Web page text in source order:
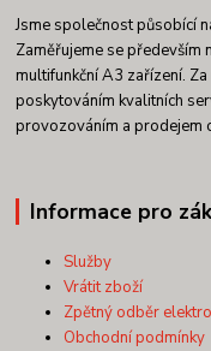
Jsme společnost působící
Zaměřujeme se především
multifunkční A3 zařízení.
poskytováním kvalitních
provozováním a prodejem
Informace pro
Služby
Vrátit zboží
Zpětný odběr
Obchodní podmínky